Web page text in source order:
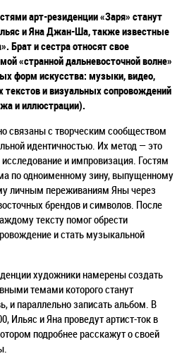
арт-резиденции «Заря» станут
и Яна Джан-Ша, также известные
Брат и сестра относят свое
«странной дальневосточной волне»
форм искусства: музыки, видео,
текстов и визуальных сопровождений
и иллюстрации).
связаны с творческим сообществом
идентичностью. Их метод — это
и импровизация. Гостям
по одноименному зину, выпущенному
личным переживаниям Яны через
брендов и символов. После
тексту помог обрести
и стать музыкальной
художники намерены создать
темами которого станут
и параллельно записать альбом. В
Ильяс и Яна проведут артист-ток в
подробнее расскажут о своей